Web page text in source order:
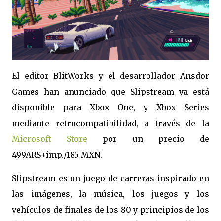
El editor BlitWorks y el desarrollador Ansdor
Games han anunciado que Slipstream ya está
disponible para Xbox One, y Xbox Series
mediante retrocompatibilidad, a través de la
Microsoft Store por un precio de
499ARS+imp./185 MXN.
Slipstream es un juego de carreras inspirado en
las imágenes, la música, los juegos y los
vehículos de finales de los 80 y principios de los